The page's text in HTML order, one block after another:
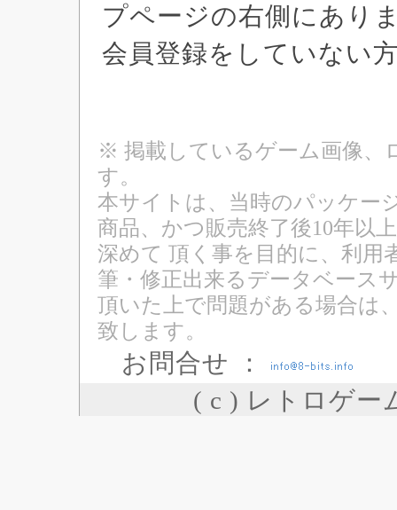
プページの右側にあり
会員登録をしていない
※ 掲載しているゲーム画像、
す。
本サイトは、当時のパッケー
商品、かつ販売終了後10年以
深めて 頂く事を目的に、利用
筆・修正出来るデータベース
頂いた上で問題がある場合は
致します。
お問合せ ：
( c ) レトロゲー